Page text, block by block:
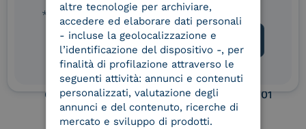
Service Provider e
Aggregatore SPID
Service Provider e
Aggregatore CIE
Conservatore
qualificato
UNI EN ISO 37001
* campo obbligatorio
altre tecnologie per archiviare,
accedere ed elaborare dati personali
- incluse la geolocalizzazione e
l’identificazione del dispositivo -, per
finalità di profilazione attraverso le
seguenti attività: annunci e contenuti
personalizzati, valutazione degli
annunci e del contenuto, ricerche di
mercato e sviluppo di prodotti.